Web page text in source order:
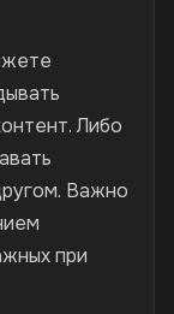
Либо
Важно
при